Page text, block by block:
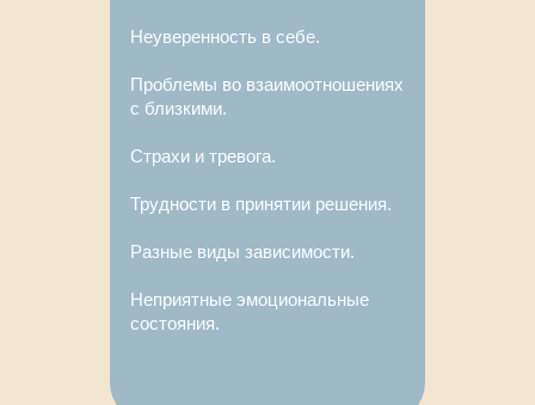
Неуверенность в себе.
Проблемы во взаимоотношениях
с близкими.
Страхи и тревога.
Трудности в принятии решения.
Разные виды зависимости.
Неприятные эмоциональные
состояния.